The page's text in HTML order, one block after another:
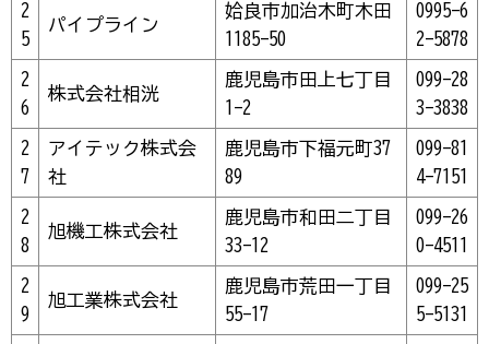
2
5
パイプライン
姶良市加治木町木田
1185-50
0995-6
2-5878
2
6
株式会社相洸
鹿児島市田上七丁目
1-2
099-28
3-3838
2
7
アイテック株式会
社
鹿児島市下福元町37
89
099-81
4-7151
2
8
旭機工株式会社
鹿児島市和田二丁目
33-12
099-26
0-4511
2
9
旭工業株式会社
鹿児島市荒田一丁目
55-17
099-25
5-5131